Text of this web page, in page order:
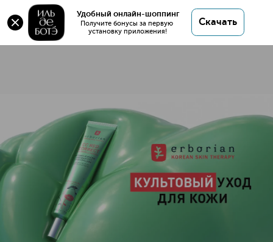
Удобный онлайн-шоппинг
Получите бонусы за первую
установку приложения!
Скачать
84 товара
ERBORIAN